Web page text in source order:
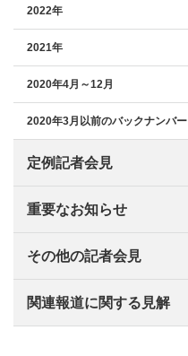
2022年
2021年
2020年4月～12月
2020年3月以前のバックナンバー
定例記者会見
重要なお知らせ
その他の記者会見
関連報道に関する見解